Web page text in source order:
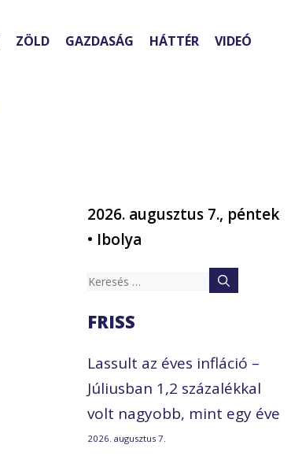
ZÖLD GAZDASÁG HÁTTÉR VIDEÓ
2026. augusztus 7., péntek
• Ibolya
Keresés:
FRISS
Lassult az éves infláció –
Júliusban 1,2 százalékkal
volt nagyobb, mint egy éve
2026. augusztus 7.